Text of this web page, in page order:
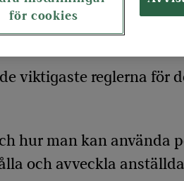
viktigaste reglerna för
hur man kan
och avveckla
för cookies